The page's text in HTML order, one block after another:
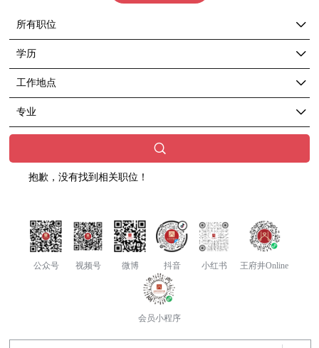
所有职位
学历
工作地点
专业
抱歉，没有找到相关职位！
公众号 视频号 微博 抖音 小红书 王府井Online
会员小程序